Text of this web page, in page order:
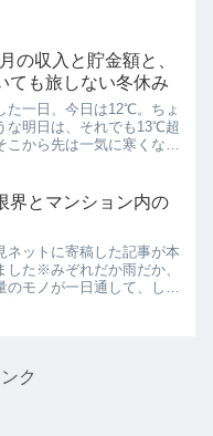
…昨日は弟に...
の収入と貯金額と、
ても旅しない冬休み
た一日、今日は12℃。ちょ
な明日は、それでも13℃超
こから先は一気に寒くな
も、もうすぐです。通勤と
とした散歩...
界とマンション内の
ネットに寄稿した記事が本
した※みぞれだか雨だか、
のモノが一日通して、しと
ク